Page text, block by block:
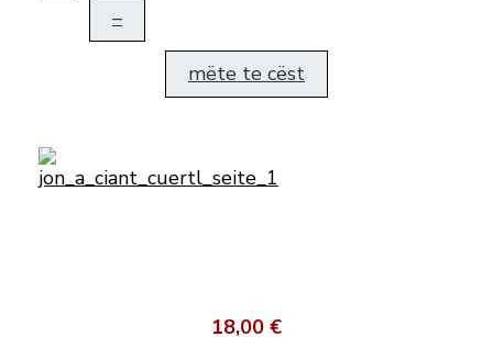
–
mëte te cëst
18,00 €